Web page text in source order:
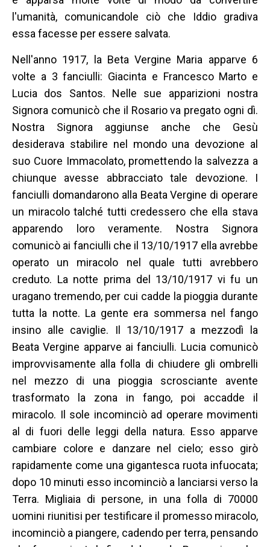
l'umanità, comunicandole ciò che Iddio gradiva
essa facesse per essere salvata.
Nell'anno 1917, la Beta Vergine Maria apparve 6
volte a 3 fanciulli: Giacinta e Francesco Marto e
Lucia dos Santos. Nelle sue apparizioni nostra
Signora comunicò che il Rosario va pregato ogni dì.
Nostra Signora aggiunse anche che Gesù
desiderava stabilire nel mondo una devozione al
suo Cuore Immacolato, promettendo la salvezza a
chiunque avesse abbracciato tale devozione. I
fanciulli domandarono alla Beata Vergine di operare
un miracolo talché tutti credessero che ella stava
apparendo loro veramente. Nostra Signora
comunicò ai fanciulli che il 13/10/1917 ella avrebbe
operato un miracolo nel quale tutti avrebbero
creduto. La notte prima del 13/10/1917 vi fu un
uragano tremendo, per cui cadde la pioggia durante
tutta la notte. La gente era sommersa nel fango
insino alle caviglie. Il 13/10/1917 a mezzodì la
Beata Vergine apparve ai fanciulli. Lucia comunicò
improvvisamente alla folla di chiudere gli ombrelli
nel mezzo di una pioggia scrosciante avente
trasformato la zona in fango, poi accadde il
miracolo. Il sole incominciò ad operare movimenti
al di fuori delle leggi della natura. Esso apparve
cambiare colore e danzare nel cielo; esso girò
rapidamente come una gigantesca ruota infuocata;
dopo 10 minuti esso incominciò a lanciarsi verso la
Terra. Migliaia di persone, in una folla di 70000
uomini riunitisi per testificare il promesso miracolo,
incominciò a piangere, cadendo per terra, pensando